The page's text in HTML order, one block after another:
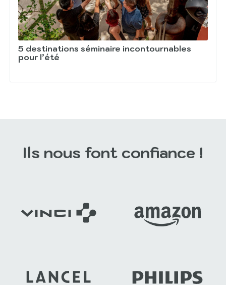
5 destinations séminaire incontournables
pour l’été
Ils nous font confiance !